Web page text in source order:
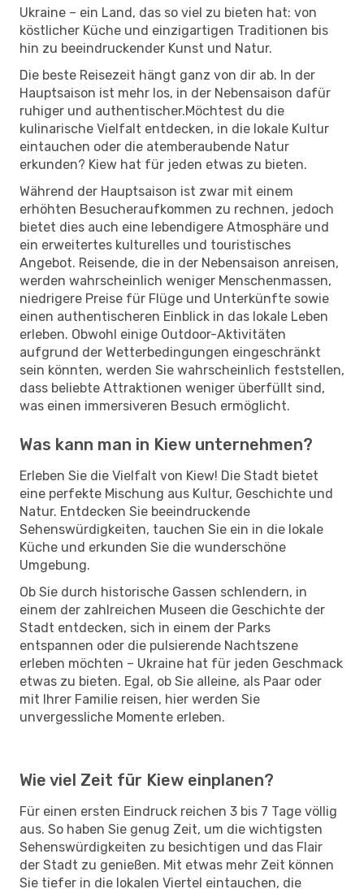
Ukraine – ein Land, das so viel zu bieten hat: von
köstlicher Küche und einzigartigen Traditionen bis
hin zu beeindruckender Kunst und Natur.
Die beste Reisezeit hängt ganz von dir ab. In der
Hauptsaison ist mehr los, in der Nebensaison dafür
ruhiger und authentischer.Möchtest du die
kulinarische Vielfalt entdecken, in die lokale Kultur
eintauchen oder die atemberaubende Natur
erkunden? Kiew hat für jeden etwas zu bieten.
Während der Hauptsaison ist zwar mit einem
erhöhten Besucheraufkommen zu rechnen, jedoch
bietet dies auch eine lebendigere Atmosphäre und
ein erweitertes kulturelles und touristisches
Angebot. Reisende, die in der Nebensaison anreisen,
werden wahrscheinlich weniger Menschenmassen,
niedrigere Preise für Flüge und Unterkünfte sowie
einen authentischeren Einblick in das lokale Leben
erleben. Obwohl einige Outdoor-Aktivitäten
aufgrund der Wetterbedingungen eingeschränkt
sein könnten, werden Sie wahrscheinlich feststellen,
dass beliebte Attraktionen weniger überfüllt sind,
was einen immersiveren Besuch ermöglicht.
Was kann man in Kiew unternehmen?
Erleben Sie die Vielfalt von Kiew! Die Stadt bietet
eine perfekte Mischung aus Kultur, Geschichte und
Natur. Entdecken Sie beeindruckende
Sehenswürdigkeiten, tauchen Sie ein in die lokale
Küche und erkunden Sie die wunderschöne
Umgebung.
Ob Sie durch historische Gassen schlendern, in
einem der zahlreichen Museen die Geschichte der
Stadt entdecken, sich in einem der Parks
entspannen oder die pulsierende Nachtszene
erleben möchten – Ukraine hat für jeden Geschmack
etwas zu bieten. Egal, ob Sie alleine, als Paar oder
mit Ihrer Familie reisen, hier werden Sie
unvergessliche Momente erleben.
Wie viel Zeit für Kiew einplanen?
Für einen ersten Eindruck reichen 3 bis 7 Tage völlig
aus. So haben Sie genug Zeit, um die wichtigsten
Sehenswürdigkeiten zu besichtigen und das Flair
der Stadt zu genießen. Mit etwas mehr Zeit können
Sie tiefer in die lokalen Viertel eintauchen, die